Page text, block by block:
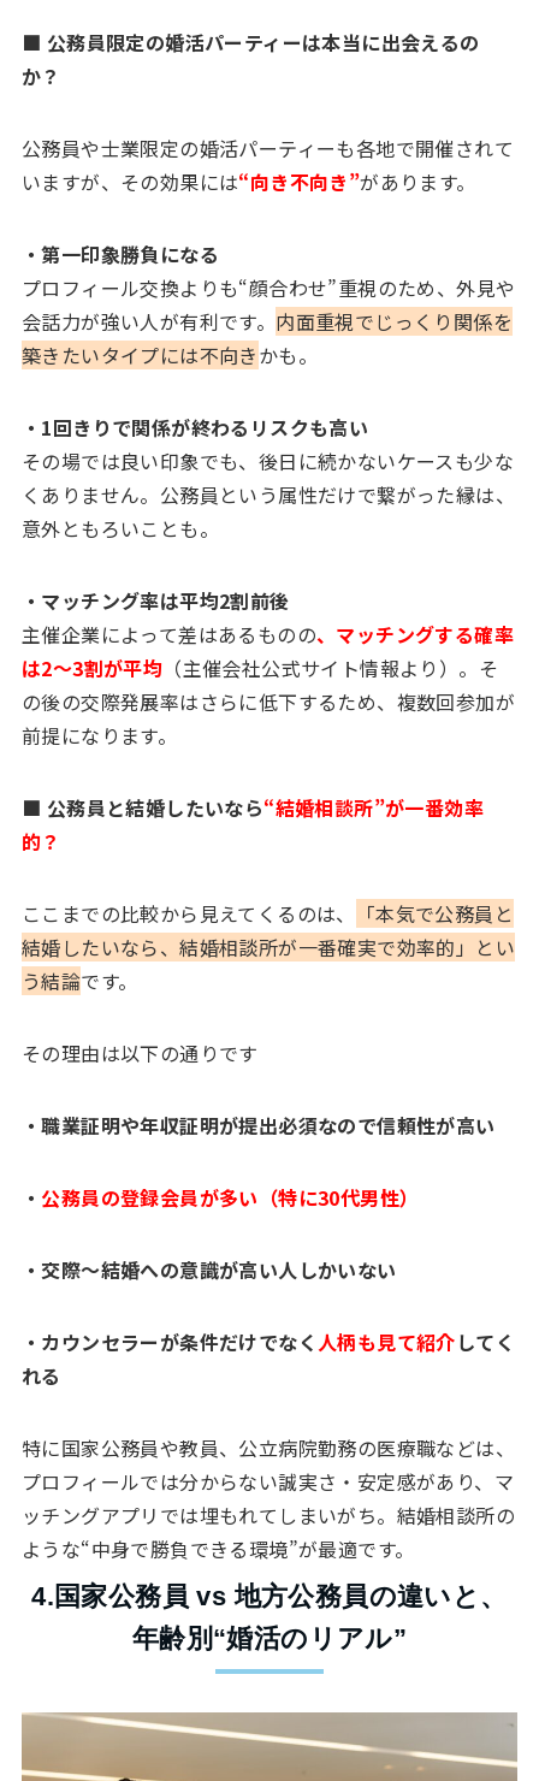
■ 公務員限定の婚活パーティーは本当に出会えるの
か？
公務員や士業限定の婚活パーティーも各地で開催されて
いますが、その効果には“向き不向き”があります。
・第一印象勝負になる
プロフィール交換よりも“顔合わせ”重視のため、外見や
会話力が強い人が有利です。 内面重視でじっくり関係を
築きたいタイプには不向きかも。
・1回きりで関係が終わるリスクも高い
その場では良い印象でも、後日に続かないケースも少な
くありません。公務員という属性だけで繋がった縁は、
意外ともろいことも。
・マッチング率は平均2割前後
主催企業によって差はあるものの、マッチングする確率
は2〜3割が平均 （主催会社公式サイト情報より）。そ
の後の交際発展率はさらに低下するため、複数回参加が
前提になります。
■ 公務員と結婚したいなら“結婚相談所”が一番効率
的？
ここまでの比較から見えてくるのは、
「本気で公務員と
結婚したいなら、結婚相談所が一番確実で効率的」とい
う結論です。
その理由は以下の通りです
・職業証明や年収証明が提出必須なので信頼性が高い
・ 公務員の登録会員が多い（特に30代男性）
・交際〜結婚への意識が高い人しかいない
・カウンセラーが条件だけでなく 人柄も見て紹介してく
れる
特に国家公務員や教員、公立病院勤務の医療職などは、
プロフィールでは分からない誠実さ・安定感があり、マ
ッチングアプリでは埋もれてしまいがち。結婚相談所の
ような“中身で勝負できる環境”が最適です。
4.国家公務員 vs 地方公務員の違いと、
年齢別“婚活のリアル”